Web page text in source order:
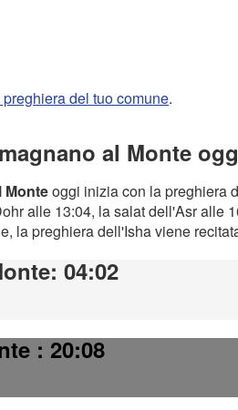
del tuo comune.
al Monte
Monteoggi inizia con la preghiera
alle 13:04, la salat dell'Asr alle
la preghiera dell'Isha viene
: 04:02
: 20:08